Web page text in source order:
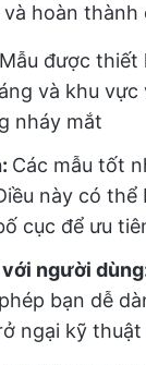
hoàn
Mẫu được thiết
và khu
nháy mắt
Các mẫu tốt
này có
cục để ưu
người
bạn dễ
ngại kỹ thuật